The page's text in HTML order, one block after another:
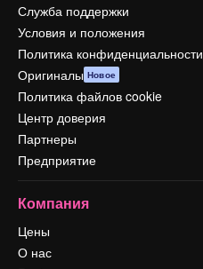
Служба поддержки
Условия и положения
Политика конфиденциальности
Оригиналы Новое
Политика файлов cookie
Центр доверия
Партнеры
Предприятие
Компания
Цены
О нас